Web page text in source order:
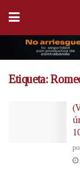
Etiqueta: